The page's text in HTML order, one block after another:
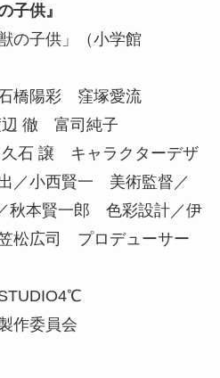
子供』
の子供」（小学館
橋陽彩 窪塚愛流
徹 富司純子
石 譲 キャラクターデザ
／小西賢一 美術監督／
本賢一郎 色彩設計／伊
松広司 プロデューサー
作委員会